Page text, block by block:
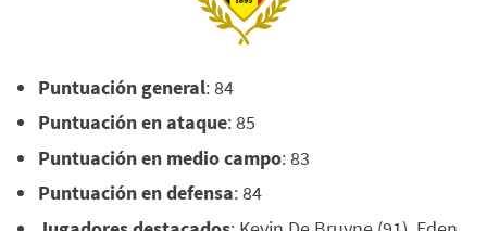
Puntuación general: 84
Puntuación en ataque: 85
Puntuación en medio campo: 83
Puntuación en defensa: 84